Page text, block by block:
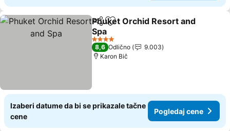
Deli Dodati u favorite
Phuket Orchid Resort and
Spa
Pogledaj cene
4 Zvezdice
8,6 Odlično
9.003
Karon Bič
Izaberi datume da bi se prikazale tačne
cene
Pogledaj cene